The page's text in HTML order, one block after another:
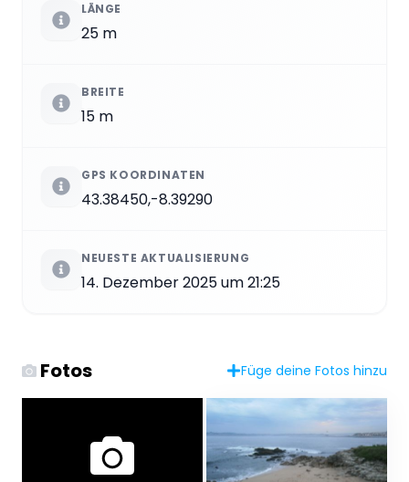
LÄNGE
25 m
BREITE
15 m
GPS KOORDINATEN
43.38450,-8.39290
NEUESTE AKTUALISIERUNG
14. Dezember 2025 um 21:25
Fotos Füge deine Fotos hinzu